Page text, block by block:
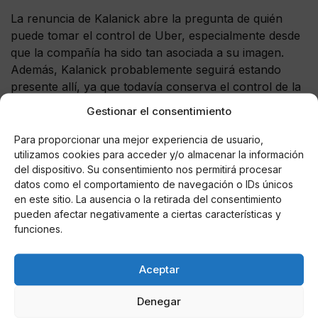
Gestionar el consentimiento
Para proporcionar una mejor experiencia de usuario,
utilizamos cookies para acceder y/o almacenar la información
del dispositivo. Su consentimiento nos permitirá procesar
datos como el comportamiento de navegación o IDs únicos
en este sitio. La ausencia o la retirada del consentimiento
pueden afectar negativamente a ciertas características y
funciones.
Aceptar
Denegar
La renuncia de Kalanick abre la pregunta de quién
puede tomar el control de Uber, especialmente desde
que la compañía ha sido tan asociada a su imagen.
Además, Kalanick probablemente seguirá estando
presente allí, ya que todavía conserva el control de la
Hacer públicos estos asuntos es relativamente inusual
en Silicon Valley, donde los inversionistas a menudo
elogian a los empresarios y su agresividad,
especialmente si sus compañías están creciendo
rápidamente. Sólo cuando esas empresas se
encuentran en una situación precaria o están bajando,
los accionistas se movilizan para proteger su
inversión.
En el caso de Uber, una de las empresas privadas más
valoradas del mundo, los inversores podrían perder